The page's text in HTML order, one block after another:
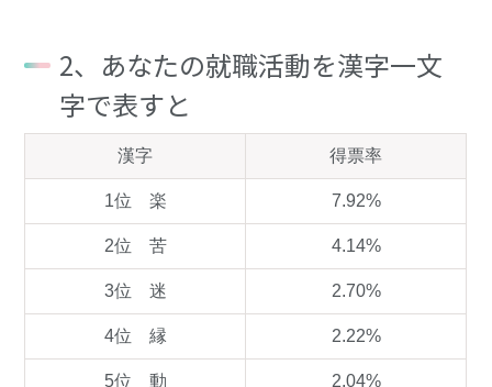
2、あなたの就職活動を漢字一文
字で表すと
漢字 得票率
1位 楽 7.92%
2位 苦 4.14%
3位 迷 2.70%
4位 縁 2.22%
5位 動 2.04%